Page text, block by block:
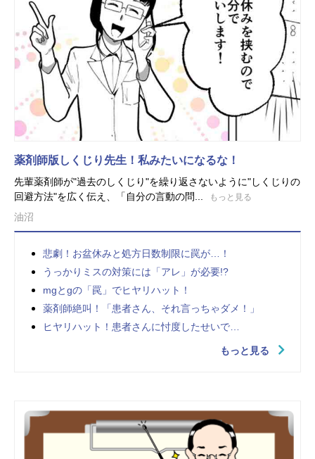
薬剤師版しくじり先生！私みたいになるな！
先輩薬剤師が"過去のしくじり"を繰り返さないように"しくじりの
回避方法"を広く伝え、「自分の言動の問...
もっと見る
油沼
悲劇！お盆休みと処方日数制限に罠が…！
うっかりミスの対策には「アレ」が必要!?
mgとgの「罠」でヒヤリハット！
薬剤師絶叫！「患者さん、それ言っちゃダメ！」
ヒヤリハット！患者さんに忖度したせいで…
もっと見る